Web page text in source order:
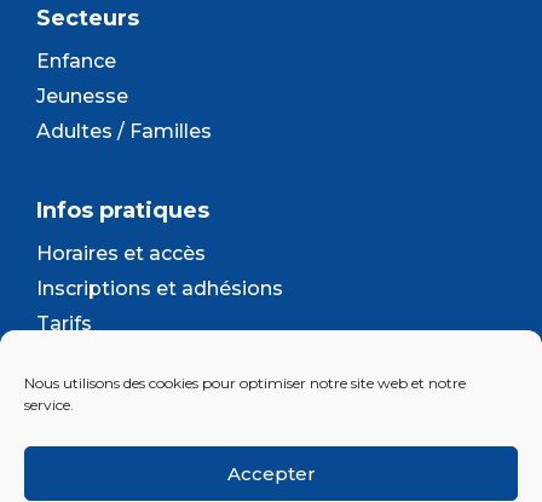
Nous utilisons des cookies pour optimiser notre site web et notre
service.
Accepter
Secteurs
Enfance
Jeunesse
Adultes / Familles
Infos pratiques
Horaires et accès
Inscriptions et adhésions
Tarifs
Contact
Lettre d’information